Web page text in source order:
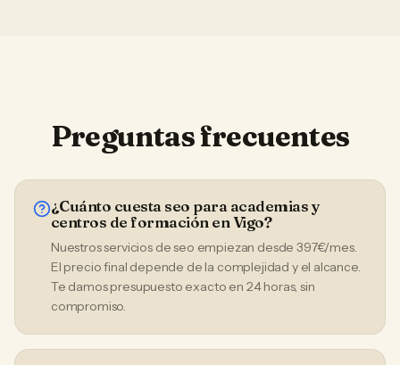
Preguntas frecuentes
¿Cuánto cuesta seo para academias y
centros de formación en Vigo?
Nuestros servicios de seo empiezan desde 397€/mes.
El precio final depende de la complejidad y el alcance.
Te damos presupuesto exacto en 24 horas, sin
compromiso.